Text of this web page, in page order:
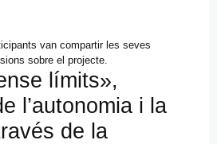
van compartir les seves
sobre el projecte.
límits»,
l’autonomia i la
de la